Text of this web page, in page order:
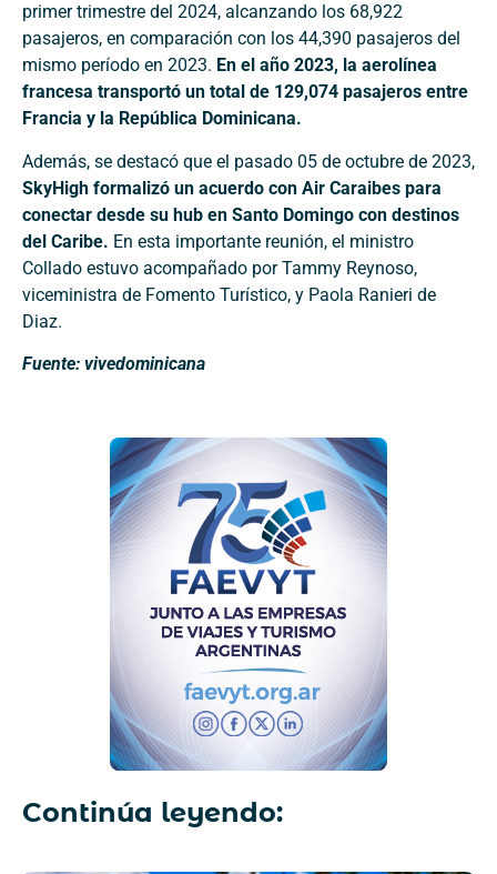
primer trimestre del 2024, alcanzando los 68,922
pasajeros, en comparación con los 44,390 pasajeros del
mismo período en 2023. En el año 2023, la aerolínea
francesa transportó un total de 129,074 pasajeros entre
Francia y la República Dominicana.
Además, se destacó que el pasado 05 de octubre de 2023,
SkyHigh formalizó un acuerdo con Air Caraibes para
conectar desde su hub en Santo Domingo con destinos
del Caribe. En esta importante reunión, el ministro
Collado estuvo acompañado por Tammy Reynoso,
viceministra de Fomento Turístico, y Paola Ranieri de
Diaz.
Fuente: vivedominicana
Continúa leyendo: